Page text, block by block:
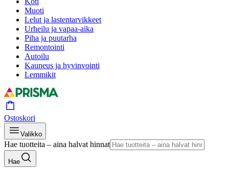
Muoti
Lelut ja lastentarvikkeet
Urheilu ja vapaa-aika
Piha ja puutarha
Remontointi
Autoilu
Kauneus ja hyvinvointi
Lemmikit
Ostoskori
Valikko
Hae tuotteita – aina halvat hinnat
Hae